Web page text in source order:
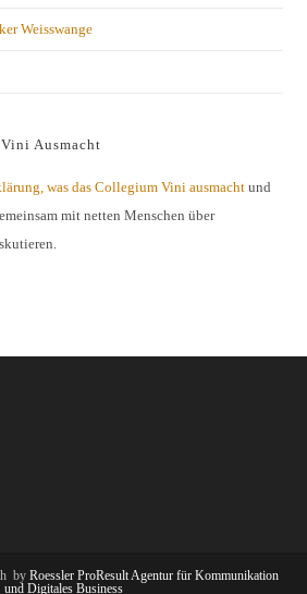
Weisswange
Ausmacht
was das Collegium Vini ausmacht und
mit netten Menschen über
by Roessler ProResult Agentur für Kommunikation
und Digitales Business